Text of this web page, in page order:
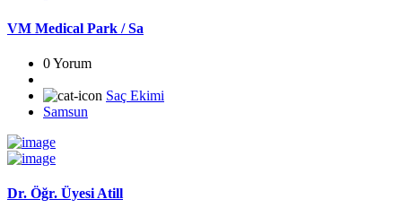
VM Medical Park / Sa
0 Yorum
Saç Ekimi
Samsun
Dr. Öğr. Üyesi Atill